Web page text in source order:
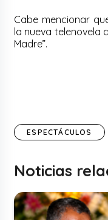
Cabe mencionar
la nueva telenovela
Madre”.
ESPECTÁCULOS
Noticias